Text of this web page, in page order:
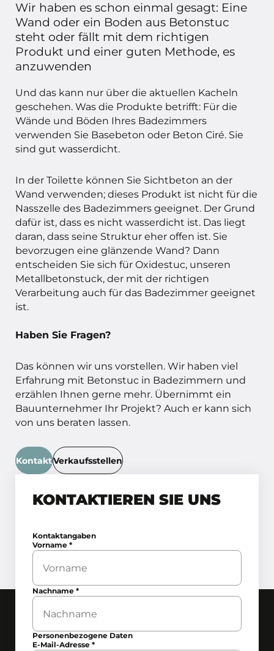
Wir haben es schon einmal gesagt: Eine
Wand oder ein Boden aus Betonstuc
steht oder fällt mit dem richtigen
Produkt und einer guten Methode, es
anzuwenden
Und das kann nur über die aktuellen Kacheln
geschehen. Was die Produkte betrifft: Für die
Wände und Böden Ihres Badezimmers
verwenden Sie Basebeton oder Beton Ciré. Sie
sind gut wasserdicht.
In der Toilette können Sie Sichtbeton an der
Wand verwenden; dieses Produkt ist nicht für die
Nasszelle des Badezimmers geeignet. Der Grund
dafür ist, dass es nicht wasserdicht ist. Das liegt
daran, dass seine Struktur eher offen ist. Sie
bevorzugen eine glänzende Wand? Dann
entscheiden Sie sich für Oxidestuc, unseren
Metallbetonstuck, der mit der richtigen
Verarbeitung auch für das Badezimmer geeignet
ist.
Haben Sie Fragen?
Das können wir uns vorstellen. Wir haben viel
Erfahrung mit Betonstuc in Badezimmern und
erzählen Ihnen gerne mehr. Übernimmt ein
Bauunternehmer Ihr Projekt? Auch er kann sich
von uns beraten lassen.
KontaktVerkaufsstellen
KONTAKTIEREN SIE UNS
Kontaktangaben
Vorname*
Nachname*
Personenbezogene Daten
E-Mail-Adresse*